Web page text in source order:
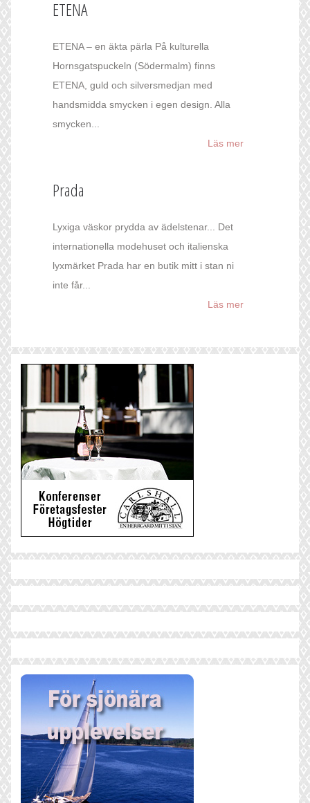
ETENA
ETENA – en äkta pärla På kulturella
Hornsgatspuckeln (Södermalm) finns
ETENA, guld och silversmedjan med
handsmidda smycken i egen design. Alla
smycken...
Läs mer
Prada
Lyxiga väskor prydda av ädelstenar... Det
internationella modehuset och italienska
lyxmärket Prada har en butik mitt i stan ni
inte får...
Läs mer